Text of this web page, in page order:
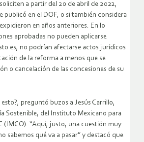
a partir del 20 de abril de 2022,
publicó en el DOF, o si también considera
en años anteriores. En lo
aprobadas no pueden aplicarse
es, no podrían afectarse actos jurídicos
de la reforma a menos que se
o cancelación de las concesiones de su
preguntó buzos a Jesús Carrillo,
Sostenible, del Instituto Mexicano para
(IMCO). “Aquí, justo, una cuestión muy
sabemos qué va a pasar” y destacó que